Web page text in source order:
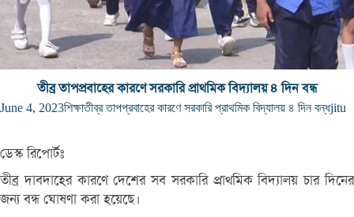
তীব্র তাপপ্রবাহের কারণে সরকারি প্রাথমিক বিদ্যালয় ৪ দিন বন্ধ
June 4, 2023শিক্ষাতীব্র তাপপ্রবাহের কারণে সরকারি প্রাথমিক বিদ্যালয় ৪ দিন বন্ধjitu
ডেস্ক রিপোর্টঃ
তীব্র দাবদাহের কারণে দেশের সব সরকারি প্রাথমিক বিদ্যালয় চার দিনের
জন্য বন্ধ ঘোষণা করা হয়েছে।